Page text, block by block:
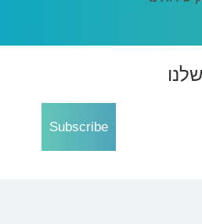
Subscribe